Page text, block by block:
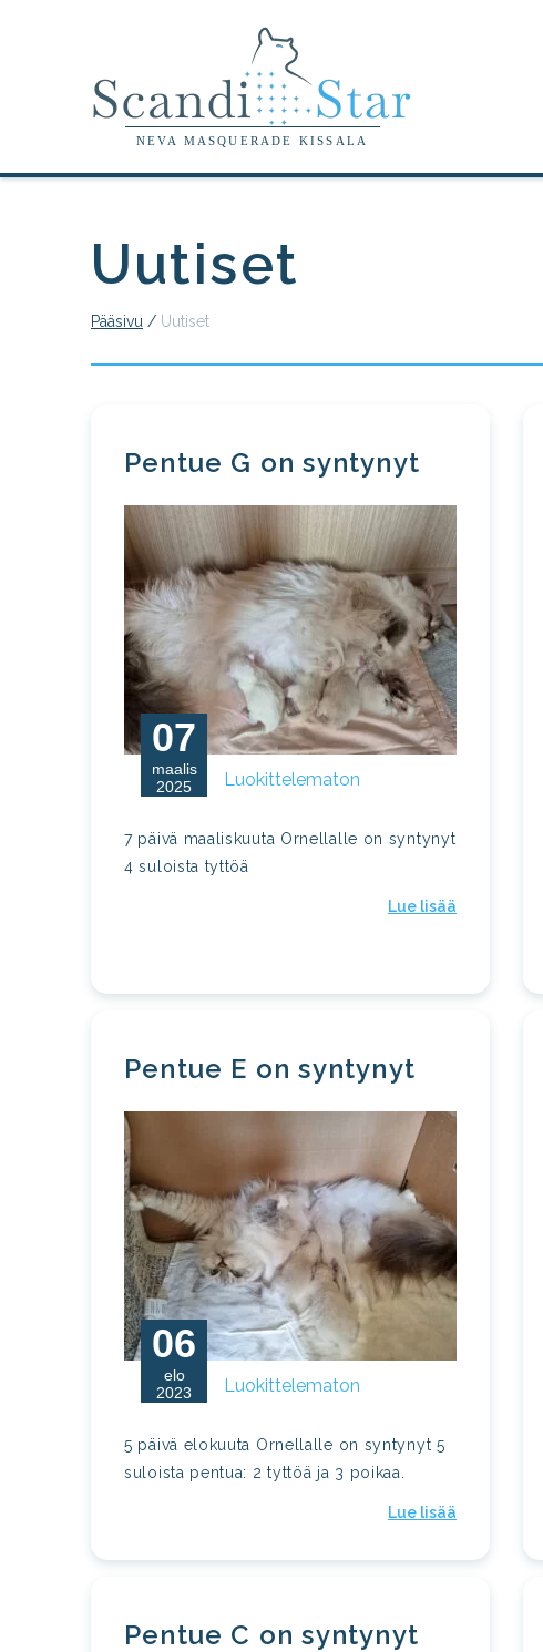
NEVA MASQUERADE KISSALA
Uutiset
Pääsivu / Uutiset
Pentue G on syntynyt
07
maalis
2025
Luokittelematon
7 päivä maaliskuuta Ornellalle on syntynyt
4 suloista tyttöä
Lue lisää
Pentue E on syntynyt
06
elo
2023
Luokittelematon
5 päivä elokuuta Ornellalle on syntynyt 5
suloista pentua: 2 tyttöä ja 3 poikaa.
Lue lisää
Pentue C on syntynyt